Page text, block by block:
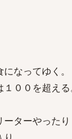
なってゆく。
００を超える
ターやったり